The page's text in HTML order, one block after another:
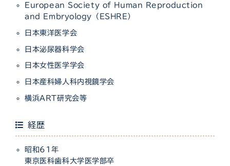
European Society of Human Reproduction
and Embryology（ESHRE）
日本東洋医学会
日本泌尿器科学会
日本女性医学学会
日本産科婦人科内視鏡学会
横浜ART研究会等
経歴
昭和61年
東京医科歯科大学医学部卒